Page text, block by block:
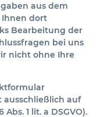
aus dem
dort
Bearbeitung der
bei uns
nicht ohne Ihre
auf
1 lit. a DSGVO).